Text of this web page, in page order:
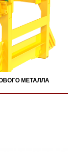
МЕТАЛЛА